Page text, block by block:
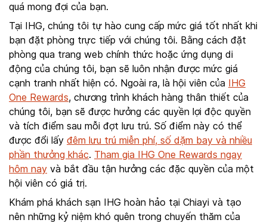
quá mong đợi của bạn.
Tại IHG, chúng tôi tự hào cung cấp mức giá tốt nhất khi
bạn đặt phòng trực tiếp với chúng tôi. Bằng cách đặt
phòng qua trang web chính thức hoặc ứng dụng di
động của chúng tôi, bạn sẽ luôn nhận được mức giá
cạnh tranh nhất hiện có. Ngoài ra, là hội viên của IHG
One Rewards, chương trình khách hàng thân thiết của
chúng tôi, bạn sẽ được hưởng các quyền lợi độc quyền
và tích điểm sau mỗi đợt lưu trú. Số điểm này có thể
được đổi lấy đêm lưu trú miễn phí, số dặm bay và nhiều
phần thưởng khác. Tham gia IHG One Rewards ngay
hôm nay và bắt đầu tận hưởng các đặc quyền của một
hội viên có giá trị.
Khám phá khách sạn IHG hoàn hảo tại Chiayi và tạo
nên những kỷ niệm khó quên trong chuyến thăm của